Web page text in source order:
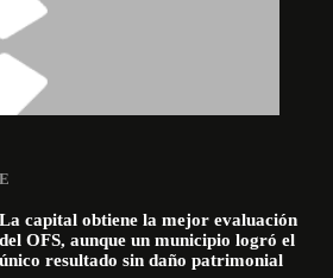
La capital obtiene la mejor evaluación
del OFS, aunque un municipio logró el
único resultado sin daño patrimonial